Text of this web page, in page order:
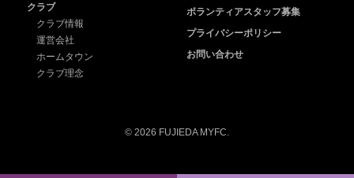
クラブ
クラブ情報
運営会社
ホームタウン
クラブ理念
ボランティアスタッフ募集
プライバシーポリシー
お問い合わせ
© 2026 FUJIEDA MYFC.